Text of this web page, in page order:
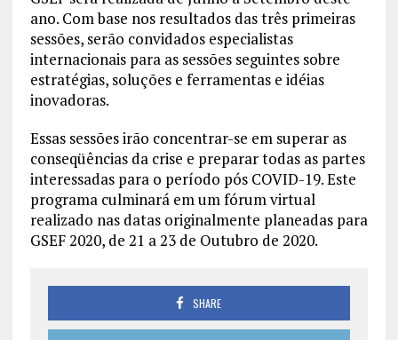
ano. Com base nos resultados das três primeiras
sessões, serão convidados especialistas
internacionais para as sessões seguintes sobre
estratégias, soluções e ferramentas e idéias
inovadoras.
Essas sessões irão concentrar-se em superar as
conseqüências da crise e preparar todas as partes
interessadas para o período pós COVID-19. Este
programa culminará em um fórum virtual
realizado nas datas originalmente planeadas para
GSEF 2020, de 21 a 23 de Outubro de 2020.
SHARE